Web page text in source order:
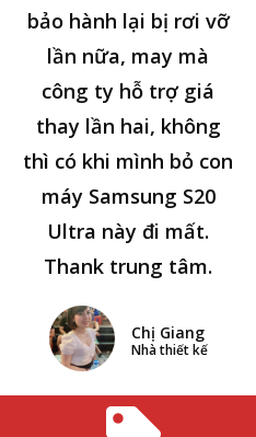
bảo hành lại bị rơi vỡ
lần nữa, may mà
công ty hỗ trợ giá
thay lần hai, không
thì có khi mình bỏ con
máy Samsung S20
Ultra này đi mất.
Thank trung tâm.
Chị Giang
Nhà thiết kế